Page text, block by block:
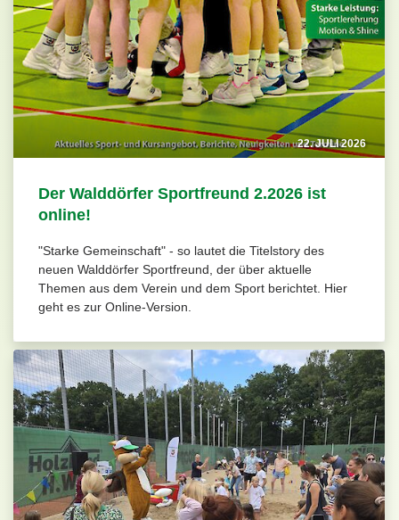
22. JULI 2026
Der Walddörfer Sportfreund 2.2026 ist
online!
"Starke Gemeinschaft" - so lautet die Titelstory des
neuen Walddörfer Sportfreund, der über aktuelle
Themen aus dem Verein und dem Sport berichtet. Hier
geht es zur Online-Version.